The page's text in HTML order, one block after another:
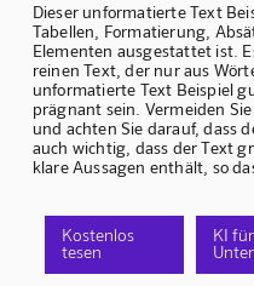
Dieser unformatierte Text
Tabellen, Formatierung,
Elementen ausgestattet ist.
reinen Text, der nur aus
unformatierte Text Beispiel
prägnant sein. Vermeiden
und achten Sie darauf, dass
auch wichtig, dass der Text
klare Aussagen enthält, so
Kostenlos
tesen
KI für